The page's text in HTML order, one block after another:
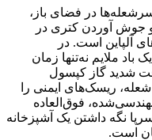
در فضای باز،
جوش آوردن کتری در
آلپاین است. در
ملایم نه‌تنها زمان
شدید گاز کپسول
ریسک‌های ایمنی را
فوق‌العاده
نگه داشتن یک آشپزخانه
است.